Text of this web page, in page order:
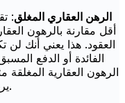
الرهن العقاري المغلق:
أقل مقارنة بالرهون
العقود. هذا يعني أنك
الفائدة أو الدفع
الرهون العقارية المغلقة
يرغبون في الحصول على أسعار فائدة أقل.